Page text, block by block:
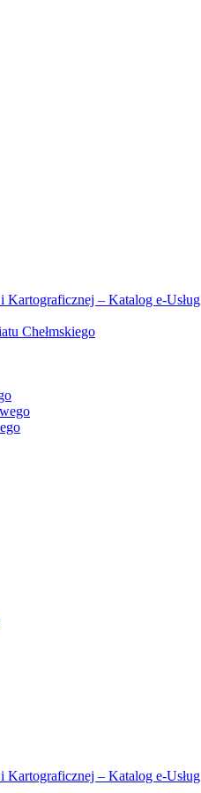
– Katalog e-Usług
Chełmskiego
– Katalog e-Usług